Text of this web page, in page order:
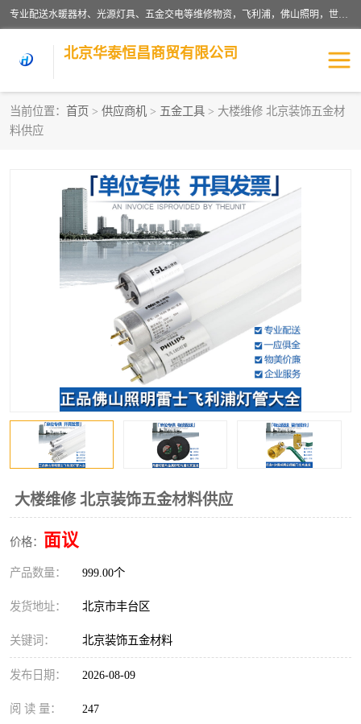
专业配送水暖器材、光源灯具、五金交电等维修物资，飞利浦，佛山照明，世达，博世，九牧，特陶等各产品涉及国内外知名品牌。公司专注与物业、学校、酒店、工厂等单位合作，提供一站式配送服务，降低客户综合成本。依托电子商务改变传统模式，以专业的团队为客户提供24H物资配送到达，货到月结、统一开票，便捷退换等服务，提高了企业的运营效率。
北京华泰恒昌商贸有限公司
当前位置： 首页 > 供应商机 > 五金工具 > 大楼维修 北京装饰五金材
料供应
大楼维修 北京装饰五金材料供应
价格： 面议
产品数量： 999.00个
发货地址： 北京市丰台区
关键词： 北京装饰五金材料
发布日期： 2026-08-09
阅 读 量： 247
水暖阀门
涂料辅材